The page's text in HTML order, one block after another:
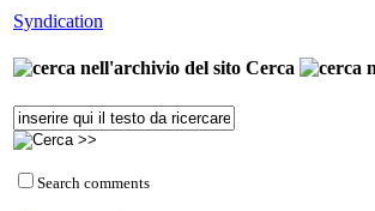
Syndication
Cerca
Search comments